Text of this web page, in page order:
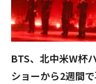
BTS、北中米W杯
ショーから2週間